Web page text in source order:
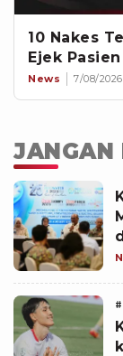
10 Nakes
Ejek Pasien
News 7/08/2026
JANGAN